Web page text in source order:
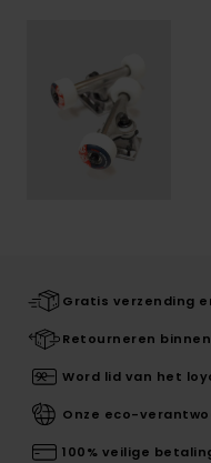
Gratis verzending
Retourneren
Word lid van het
Onze eco-
100% veilige